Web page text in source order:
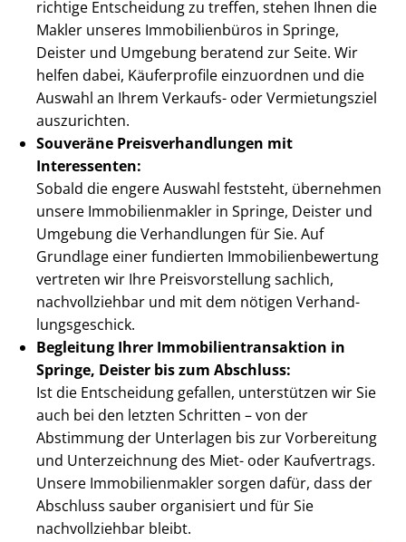
richtige Entscheidung zu treffen, stehen Ihnen die
Makler unseres Immobilienbüros in Springe,
Deister und Umgebung beratend zur Seite. Wir
helfen dabei, Käuferprofile einzuordnen und die
Auswahl an Ihrem Verkaufs- oder Vermietungsziel
auszurichten.
Souveräne Preis­ver­hand­lun­gen mit
Interessenten:
Sobald die engere Auswahl feststeht, übernehmen
unsere Im­mo­bi­li­en­mak­ler in Springe, Deister und
Umgebung die Verhandlungen für Sie. Auf
Grundlage einer fundierten Im­mo­bi­li­en­be­wer­tung
vertreten wir Ihre Preis­vor­stel­lung sachlich,
nachvollziehbar und mit dem nötigen Ver­hand­
lungs­ge­schick.
Begleitung Ihrer Im­mo­bi­li­en­trans­ak­ti­on in
Springe, Deister bis zum Abschluss:
Ist die Entscheidung gefallen, unterstützen wir Sie
auch bei den letzten Schritten – von der
Abstimmung der Unterlagen bis zur Vorbereitung
und Unterzeichnung des Miet- oder Kaufvertrags.
Unsere Im­mo­bi­li­en­mak­ler sorgen dafür, dass der
Abschluss sauber organisiert und für Sie
nachvollziehbar bleibt.